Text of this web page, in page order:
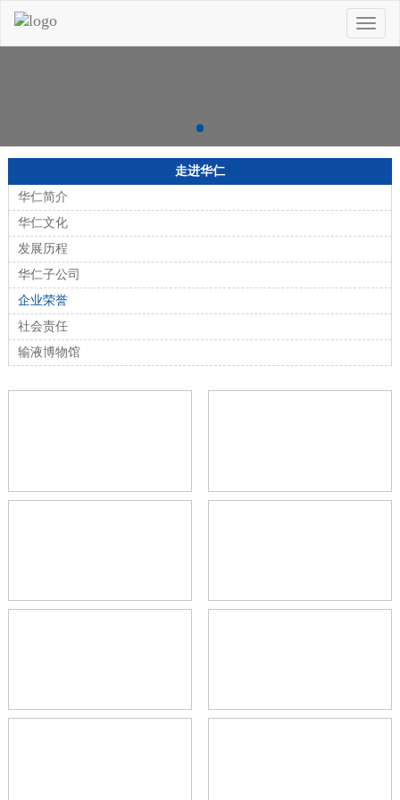
Toggle
走进华仁
华仁简介
华仁文化
发展历程
华仁子公司
企业荣誉
社会责任
输液博物馆